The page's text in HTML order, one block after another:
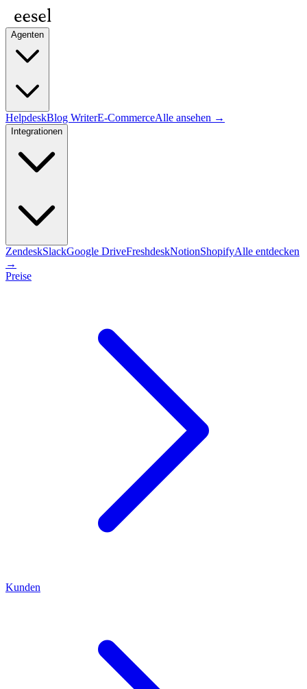
Agenten
HelpdeskBlog WriterE-CommerceAlle ansehen →
Integrationen
ZendeskSlackGoogle DriveFreshdeskNotionShopifyAlle entdecken
→
Preise
Kunden